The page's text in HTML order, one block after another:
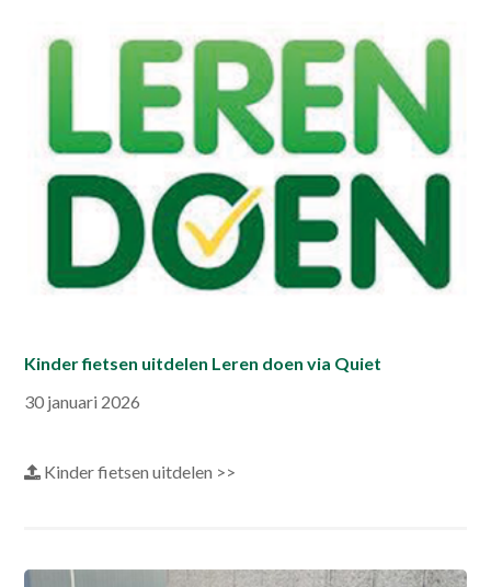
Kinder fietsen uitdelen Leren doen via Quiet
30 januari 2026
Kinder fietsen uitdelen >>